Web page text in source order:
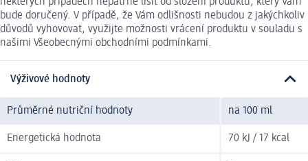
některých případech nepatrně lišit od složení produktu, který Vám
bude doručený. V případě, že Vám odlišnosti nebudou z jakýchkoliv
důvodů vyhovovat, využijte možnosti vrácení produktu v souladu s
našimi Všeobecnými obchodními podmínkami.
Výživové hodnoty
Průměrné nutriční hodnoty na 100 ml
Energetická hodnota 70 kJ / 17 kcal